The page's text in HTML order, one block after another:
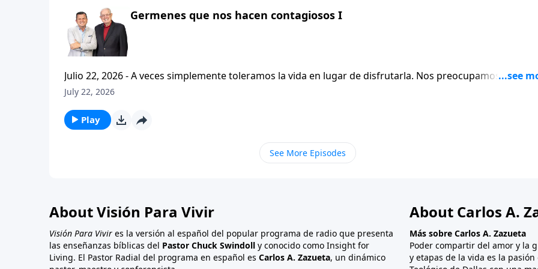
Germenes que nos hacen contagiosos I
Julio 22, 2026 - A veces simplemente toleramos la vida en lugar de disfrutarla. Nos preocupamos por las
luchas y los problemas cotidianos, y sin darnos cuenta, empezamos a llevar cargas que no necesitamos.
serie titulada: Cristianismo Contagioso, y nos dara esperanza y consejo.
July 22, 2026
Play
See More Episodes
About Visión Para Vivir
Visión Para Vivir es la versión al español del popular programa de radio que presenta
las enseñanzas bíblicas del Pastor Chuck Swindoll y conocido como Insight for
Living. El Pastor Radial del programa en español es Carlos A. Zazueta, un dinámico
About Carlos A.
Más sobre Carlos A. Zazueta
Poder compartir del amor y la
y etapas de la vida es la